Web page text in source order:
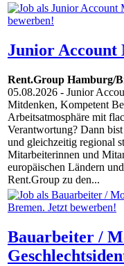
Junior Account
Rent.Group Hamburg/
05.08.2026 - Junior
Mitdenken, Kompetent
Arbeitsatmosphäre mit
Verantwortung? Dann
und gleichzeitig regional
Mitarbeiterinnen und
europäischen Ländern
Rent.Group zu den...
Bauarbeiter /